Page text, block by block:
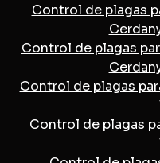
Control de plagas
Control de plagas
Control de plagas
Control de plagas